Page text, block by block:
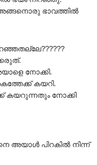
ഭാവത്തിൽ
നോക്കി.
കയറി.
കയറുന്നതും നോക്കി
അയാൾ പിറകിൽ നിന്ന്